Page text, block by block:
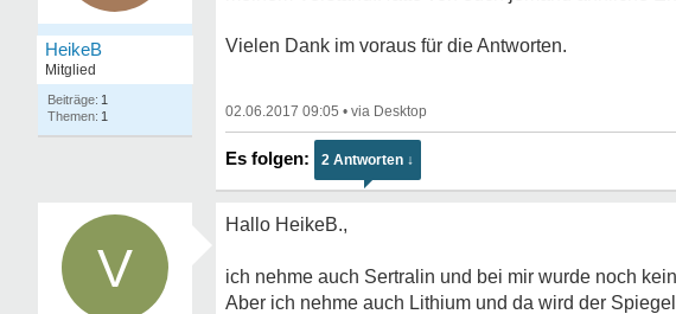
HeikeB
Mitglied
1
1
Vielen Dank im voraus für die Antworten.
02.06.2017 09:05 •
2 Antworten ↓
V
Hallo HeikeB.,
ich nehme auch Sertralin und bei mir wurde noch
Aber ich nehme auch Lithium und da wird der